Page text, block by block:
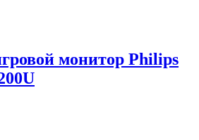
монитор Philips